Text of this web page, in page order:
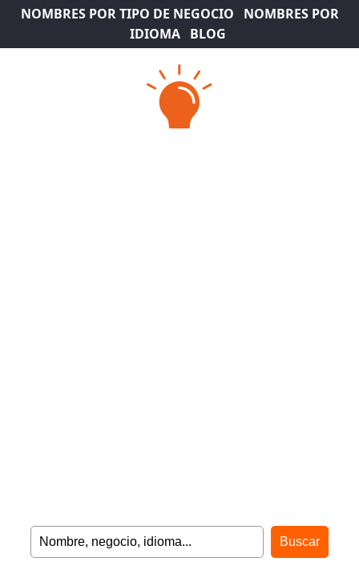
NOMBRES POR TIPO DE NEGOCIO
NOMBRES POR
IDIOMA
BLOG